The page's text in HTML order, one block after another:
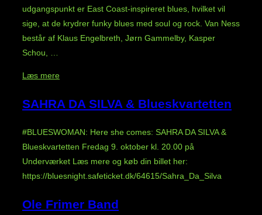
Randers”
udgangspunkt er East Coast-inspireret blues, hvilket vil
sige, at de krydrer funky blues med soul og rock. Van Ness
består af Klaus Engelbreth, Jørn Gammelby, Kasper
Schou, …
Læs mere“Van
i
music
–
Støt
Livemusik
Randers”
SAHRA DA SILVA & Blueskvartetten
#BLUESWOMAN: Here she comes: SAHRA DA SILVA &
Blueskvartetten Fredag 9. oktober kl. 20.00 på
Underværket Læs mere og køb din billet her:
https://bluesnight.safeticket.dk/64615/Sahra_Da_Silva
Ole Frimer Band